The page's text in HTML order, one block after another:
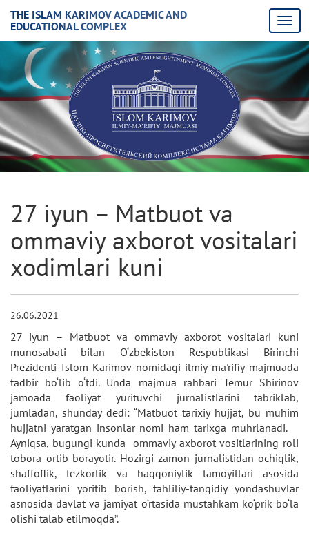
THE ISLAM KARIMOV ACADEMIC AND
EDUCATIONAL COMPLEX
27 iyun – Matbuot va
ommaviy axborot vositalari
xodimlari kuni
26.06.2021
27 iyun – Matbuot va ommaviy axborot vositalari kuni
munosabati bilan O‘zbekiston Respublikasi Birinchi
Prezidenti Islom Karimov nomidagi ilmiy-ma'rifiy majmuada
tadbir bo‘lib o‘tdi. Unda majmua rahbari Temur Shirinov
jamoada faoliyat yurituvchi jurnalistlarini tabriklab,
jumladan, shunday dedi: “Matbuot tarixiy hujjat, bu muhim
hujjatni yaratgan insonlar nomi ham tarixga muhrlanadi.
Ayniqsa, bugungi kunda ommaviy axborot vositlarining roli
tobora ortib borayotir. Hozirgi zamon jurnalistidan ochiqlik,
shaffoflik, tezkorlik va haqqoniylik tamoyillari asosida
faoliyatlarini yoritib borish, tahliliy-tanqidiy yondashuvlar
asnosida davlat va jamiyat o‘rtasida mustahkam ko‘prik bo‘la
olishi talab etilmoqda”.